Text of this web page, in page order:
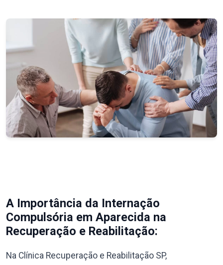
A Importância da Internação
Compulsória em Aparecida na
Recuperação e Reabilitação:
Na Clínica Recuperação e Reabilitação SP,